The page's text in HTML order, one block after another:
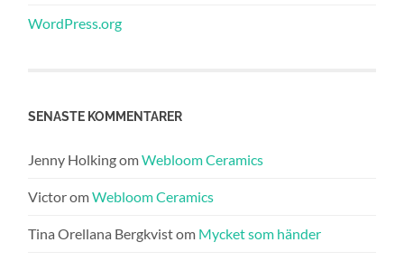
WordPress.org
SENASTE KOMMENTARER
Jenny HolkingomWebloom Ceramics
VictoromWebloom Ceramics
Tina Orellana Bergkvistom Mycket som händer